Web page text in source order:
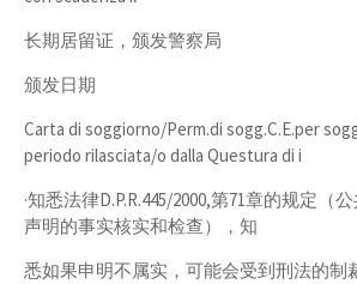
长期居留证，颁发警察局
颁发日期
Carta di soggiorno/Perm.di sogg.C.E.per
periodo rilasciata/o dalla Questura di i
·知悉法律D.P.R.445/2000,第71章的规定（
声明的事实核实和检查），知
悉如果申明不属实，可能会受到刑法的制